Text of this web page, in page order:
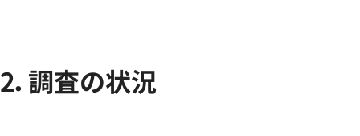
2．調査の状況